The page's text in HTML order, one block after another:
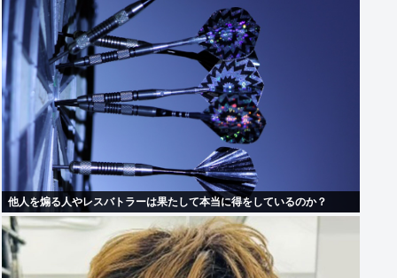
他人を煽る人やレスバトラーは果たして本当に得をしているのか？